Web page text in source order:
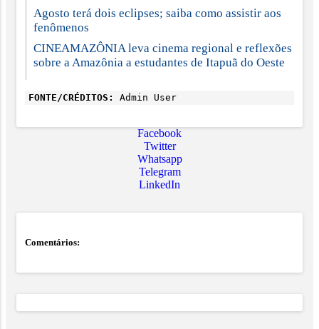
Agosto terá dois eclipses; saiba como assistir aos
fenômenos
CINEAMAZÔNIA leva cinema regional e reflexões
sobre a Amazônia a estudantes de Itapuã do Oeste
FONTE/CRÉDITOS: Admin User
Facebook
Twitter
Whatsapp
Telegram
LinkedIn
Comentários: